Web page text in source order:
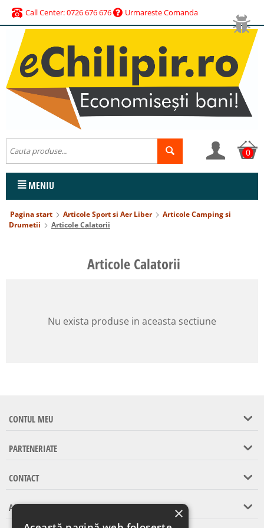
Call Center: 0726 676 676 Urmareste Comanda
0
MENIU
Pagina start Articole Sport si Aer Liber
Articole Camping si
Drumetii
Articole Calatorii
Articole Calatorii
Nu exista produse in aceasta sectiune
CONTUL MEU
PARTENERIATE
CONTACT
ASISTENTA CLIENTI ×